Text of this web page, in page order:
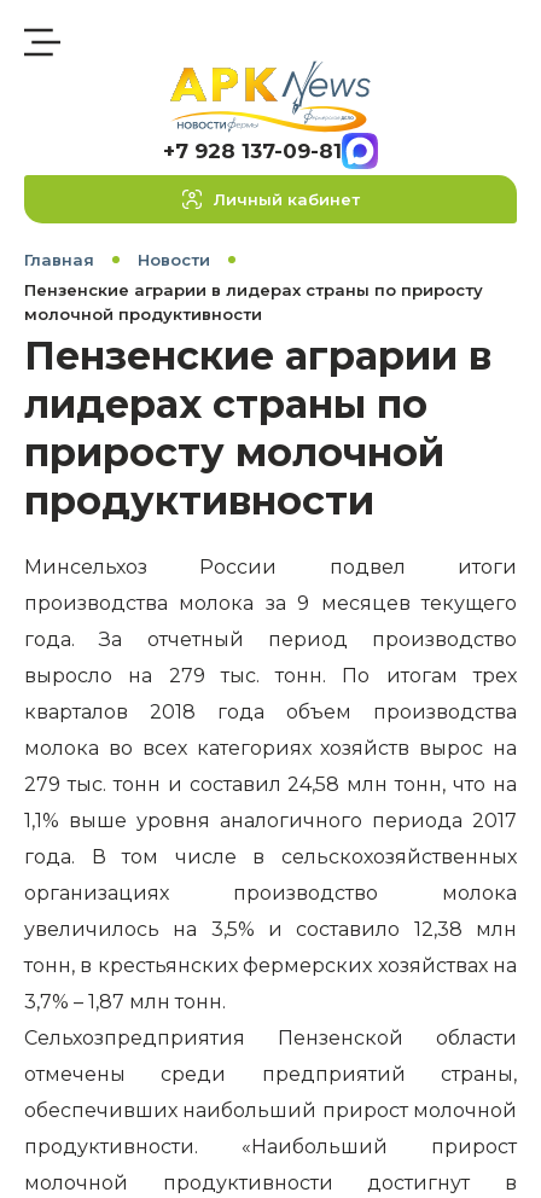
+7 928 137-09-81
Личный кабинет
Главная
Новости
Пензенские аграрии в лидерах страны по приросту
молочной продуктивности
Пензенские аграрии в
лидерах страны по
приросту молочной
продуктивности
Минсельхоз России подвел итоги
производства молока за 9 месяцев текущего
года. За отчетный период производство
выросло на 279 тыс. тонн. По итогам трех
кварталов 2018 года объем производства
молока во всех категориях хозяйств вырос на
279 тыс. тонн и составил 24,58 млн тонн, что на
1,1% выше уровня аналогичного периода 2017
года. В том числе в сельскохозяйственных
организациях производство молока
увеличилось на 3,5% и составило 12,38 млн
тонн, в крестьянских фермерских хозяйствах на
3,7% – 1,87 млн тонн.
Сельхозпредприятия Пензенской области
отмечены среди предприятий страны,
обеспечивших наибольший прирост молочной
продуктивности. «Наибольший прирост
молочной продуктивности достигнут в